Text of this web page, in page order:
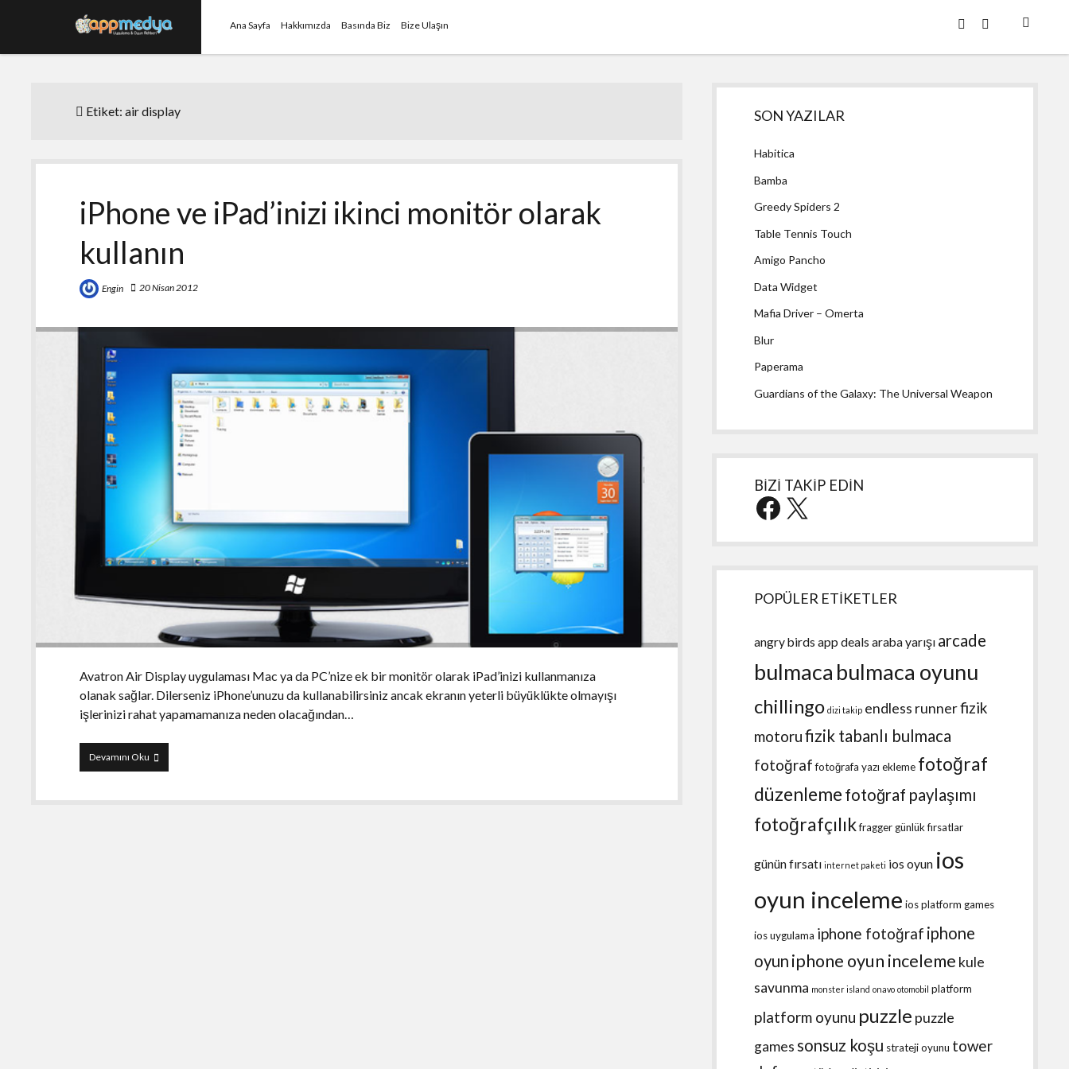
Ana Sayfa Hakkımızda Basında Biz Bize Ulaşın twitterfacebook
Etiket:air display
iPhone ve iPad’inizi ikinci monitör olarak
kullanın
Engin 20 Nisan 2012
Avatron Air Display uygulaması Mac ya da PC’nize ek bir monitör olarak iPad’inizi kullanmanıza
olanak sağlar. Dilerseniz iPhone’unuzu da kullanabilirsiniz ancak ekranın yeterli büyüklükte olmayışı
işlerinizi rahat yapamamanıza neden olacağından…
Devamını Oku iPhone
ve
ikinci
Yan
Menü
SON YAZILAR
Habitica
Bamba
Greedy Spiders 2
Table Tennis Touch
Amigo Pancho
Data Widget
Mafia Driver – Omerta
Blur
Paperama
Guardians of the Galaxy: The Universal Weapon
BİZİ TAKİP EDİN
Facebook
X
POPÜLER ETİKETLER
angry birds app deals araba yarışı arcade
bulmaca bulmaca oyunu
chillingo dizi takip endless runnerfizik
motorufizik tabanlı bulmaca
fotoğraf fotoğrafa yazı ekleme fotoğraf
düzenleme fotoğraf paylaşımı
fotoğrafçılıkfraggergünlük fırsatlar
günün fırsatı internet paketi ios oyun ios
oyun inceleme ios platform games
ios uygulama iphone fotoğraf iphone
oyun iphone oyun inceleme kule
savunma monster island onavo otomobil platform
platform oyunu puzzle puzzle
games sonsuz koşu strateji oyunu tower